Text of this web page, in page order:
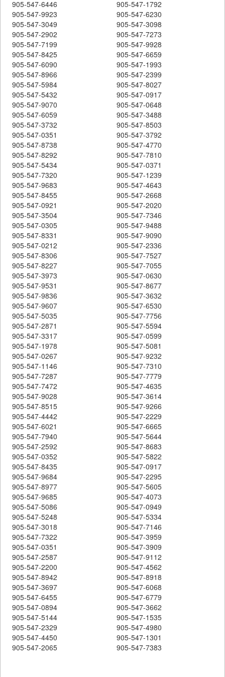
905-547-6446
905-547-1792
905-547-9923
905-547-6230
905-547-3049
905-547-3098
905-547-2902
905-547-7273
905-547-7199
905-547-9928
905-547-8425
905-547-6659
905-547-6090
905-547-1993
905-547-8966
905-547-2399
905-547-5984
905-547-8027
905-547-5432
905-547-0917
905-547-9070
905-547-0648
905-547-6059
905-547-3488
905-547-3732
905-547-8503
905-547-0351
905-547-3792
905-547-8738
905-547-4770
905-547-8292
905-547-7810
905-547-5434
905-547-0371
905-547-7320
905-547-1239
905-547-9683
905-547-4643
905-547-8455
905-547-2668
905-547-0921
905-547-2020
905-547-3504
905-547-7346
905-547-0305
905-547-9488
905-547-8331
905-547-9090
905-547-0212
905-547-2336
905-547-8306
905-547-7527
905-547-8227
905-547-7055
905-547-3973
905-547-0630
905-547-9531
905-547-8677
905-547-9836
905-547-3632
905-547-9607
905-547-6530
905-547-5035
905-547-7756
905-547-2871
905-547-5594
905-547-3317
905-547-0599
905-547-1978
905-547-5081
905-547-0267
905-547-9232
905-547-1146
905-547-7310
905-547-7287
905-547-7779
905-547-7472
905-547-4635
905-547-9028
905-547-3614
905-547-8515
905-547-9266
905-547-4442
905-547-2229
905-547-6021
905-547-6665
905-547-7940
905-547-5644
905-547-2592
905-547-8683
905-547-0352
905-547-5822
905-547-8435
905-547-0917
905-547-9684
905-547-2295
905-547-8977
905-547-5605
905-547-9685
905-547-4073
905-547-5086
905-547-0949
905-547-5248
905-547-5334
905-547-3018
905-547-7146
905-547-7322
905-547-3959
905-547-0351
905-547-3909
905-547-2587
905-547-9112
905-547-2200
905-547-4562
905-547-8942
905-547-8918
905-547-3697
905-547-6068
905-547-6455
905-547-6779
905-547-0894
905-547-3662
905-547-5144
905-547-1535
905-547-2329
905-547-4980
905-547-4450
905-547-1301
905-547-2065
905-547-7383